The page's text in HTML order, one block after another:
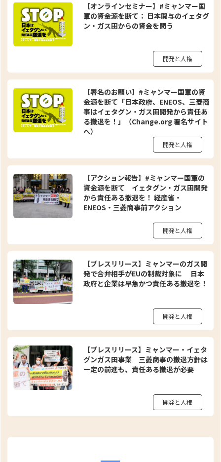
【オンラインセミナー】#ミャンマー国
軍の資金源を断て： 日本関与のイェタグ
ン・ガス田からの資金を問う
開発と人権
【署名のお願い】#ミャンマー国軍の資
金源を断て「日本政府、ENEOS、三菱商
事はイェタグン・ガス田開発から責任あ
る撤退を！」（Change.org 署名サイト
へ）
開発と人権
【アクション報告】#ミャンマー国軍の
資金源を断て イェタグン・ガス田開発
から責任ある撤退を！ 経産省・
ENEOS・三菱商事前アクション
開発と人権
【プレスリリース】ミャンマーのガス開
発で合弁相手がEUの制裁対象に 日本
政府と企業は早急かつ責任ある撤退を！
開発と人権
【プレスリリース】ミャンマー・イェタ
グンガス田事業 三菱商事の撤退方針は
一定の前進も、責任ある撤退が必要
開発と人権